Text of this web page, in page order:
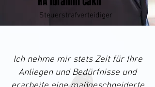
Steuerstrafverteidiger
Ich nehme mir stets Zeit für Ihre
Anliegen und Bedürfnisse und